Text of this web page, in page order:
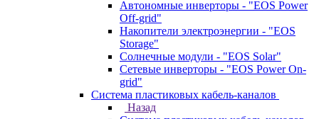
Автономные инверторы - "EOS Power
Off-grid"
Накопители электроэнергии - "EOS
Storage"
Солнечные модули - "EOS Solar"
Сетевые инверторы - "EOS Power On-
grid"
Система пластиковых кабель-каналов
Назад